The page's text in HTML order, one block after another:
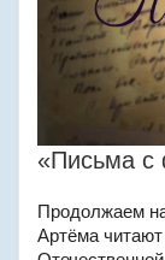
«Письма с
Продолжаем
Артёма